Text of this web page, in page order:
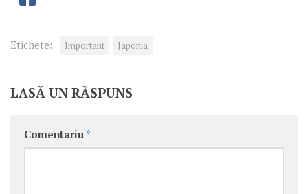
Etichete: Important Japonia
LASĂ UN RĂSPUNS
Comentariu *